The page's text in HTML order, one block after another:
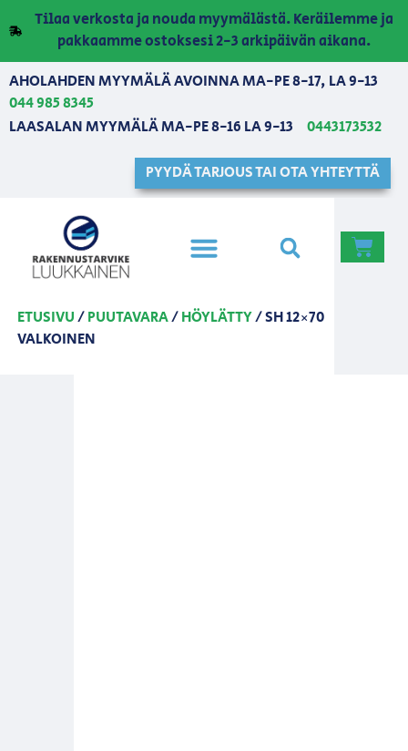
Tilaa verkosta ja nouda myymälästä. Keräilemme ja
pakkaamme ostoksesi 2-3 arkipäivän aikana.
AHOLAHDEN MYYMÄLÄ AVOINNA MA-PE 8-17, LA 9-13
044 985 8345
LAASALAN MYYMÄLÄ MA-PE 8-16 LA 9-13
0443173532
PYYDÄ TARJOUS TAI OTA YHTEYTTÄ
ETUSIVU/PUUTAVARA/HÖYLÄTTY/ SH 12×70
VALKOINEN